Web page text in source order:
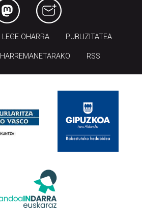
LEGE OHARRA PUBLIZITATEA
HARREMANETARAKO RSS